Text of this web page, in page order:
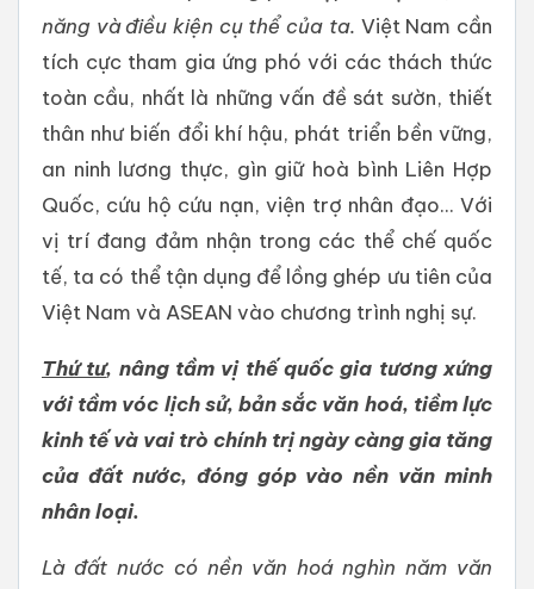
năng và điều kiện cụ thể của ta. Việt Nam cần
tích cực tham gia ứng phó với các thách thức
toàn cầu, nhất là những vấn đề sát sườn, thiết
thân như biến đổi khí hậu, phát triển bền vững,
an ninh lương thực, gìn giữ hoà bình Liên Hợp
Quốc, cứu hộ cứu nạn, viện trợ nhân đạo... Với
vị trí đang đảm nhận trong các thể chế quốc
tế, ta có thể tận dụng để lồng ghép ưu tiên của
Việt Nam và ASEAN vào chương trình nghị sự.
Thứ tư, nâng tầm vị thế quốc gia tương xứng
với tầm vóc lịch sử, bản sắc văn hoá, tiềm lực
kinh tế và vai trò chính trị ngày càng gia tăng
của đất nước, đóng góp vào nền văn minh
nhân loại.
Là đất nước có nền văn hoánghìn năm văn